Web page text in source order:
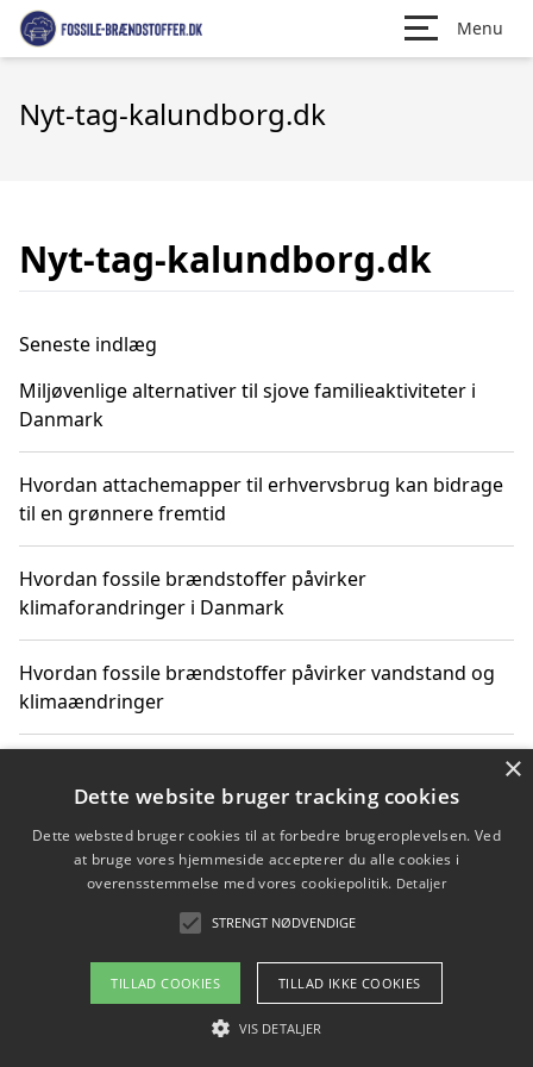
Menu
Nyt-tag-kalundborg.dk
Nyt-tag-kalundborg.dk
Seneste indlæg
Miljøvenlige alternativer til sjove familieaktiviteter i
Danmark
Hvordan attachemapper til erhvervsbrug kan bidrage
til en grønnere fremtid
Hvordan fossile brændstoffer påvirker
klimaforandringer i Danmark
Hvordan fossile brændstoffer påvirker vandstand og
klimaændringer
vores perspektiv
Copyright 2026 - Pilanto Aps
Om / kontakt
×
Dette website bruger tracking cookies
Dette websted bruger cookies til at forbedre brugeroplevelsen. Ved
at bruge vores hjemmeside accepterer du alle cookies i
overensstemmelse med vores cookiepolitik. Detaljer
STRENGT NØDVENDIGE
TILLAD COOKIES TILLAD IKKE COOKIES
VIS DETALJER